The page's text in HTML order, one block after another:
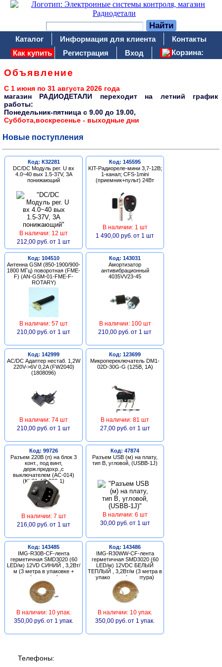
Каталог Информация для клиента
Контакты
Как купить
Регистрация Вход Корзина:
Объявление
С 1 июня по 31 августа 2026 года
магазин РАДИОДЕТАЛИ переходит на летний график
работы:
Понедельник-пятница c 9.00 до 19.00,
Суббота,воскресенье - выходные дни
Новые поступления
Код: К32281
DC/DC Модуль рег. U вх
4.0~40 вых 1.5-37V, 3A
понижающий
В наличии: 12 шт
212,00 руб. от 1 шт
Код: 145595
KIT-Радиореле-мини 3,7-12В;
1-канал; CFS-1mini
(приемник+пульт) 24Вт
В наличии: 1 шт
1 490,00 руб. от 1 шт
Код: 104510
Антенна GSM (850-1900/900-
1800 МГц) поворотная (FME-
F) (AN-GSM-01-FME-F-
ROTARY)
В наличии: 57 шт
210,00 руб. от 1 шт
Код: 143031
Амортизатор
антивибрационный
4035VV23-45
В наличии: 100 шт
210,00 руб. от 1 шт
Код: 142999
AC/DC Адаптер нестаб. 1,2W
220V->6V 0,2A (FW2040)
(1808096)
В наличии: 74 шт
210,00 руб. от 1 шт
Код: 123699
Микропереключатель DM1-
02D-30G-G (125В, 1А)
В наличии: 81 шт
27,00 руб. от 1 шт
Код: 99726
Разъем 220В (п) на блок 3
конт., под винт,
держ.предохр.,с
выключателем (AC-014)
(KLS1-AS-303-1)
В наличии: 7 шт
216,00 руб. от 1 шт
Код: 47874
Разъем USB (м) на плату,
тип В, угловой, (USBB-1J)
В наличии: 6 шт
30,00 руб. от 1 шт
Код: 143485
IMG-R30B-CF-лента
герметичная SMD3020 (60
LED/м) 12VD СИНИЙ , 3,2Вт/
м (3 метра в упаковке +
фурнитура)
В наличии: 10 упак.
350,00 руб. от 1 упак.
Код: 143486
IMG-R30WW-CF-лента
герметичная SMD3020 (60
LED/м) 12VDC БЕЛЫЙ
ТЕПЛЫЙ , 3,2Вт/м (3 метра в
упаковке + фурнитура)
В наличии: 10 упак.
350,00 руб. от 1 упак.
Телефоны: